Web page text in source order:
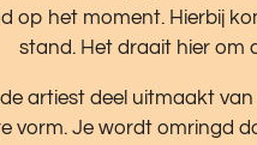
op het moment. Hierbij
stand. Het draait hier om
artiest deel uitmaakt
vorm. Je wordt omringd